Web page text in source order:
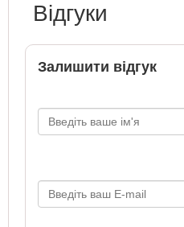
Відгуки
Залишити відгук